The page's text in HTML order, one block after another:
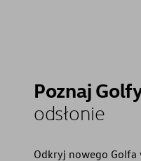
Poznaj
odsłonie
Odkryj nowego Golfa